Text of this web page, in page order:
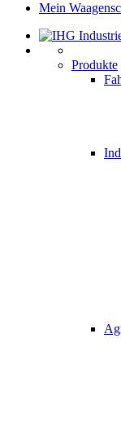
Mein
Produkte